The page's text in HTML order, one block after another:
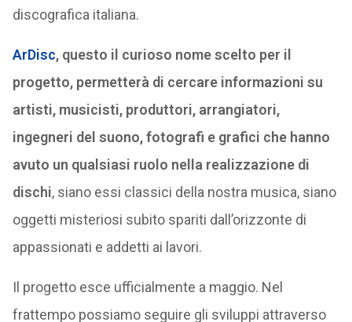
discografica italiana.
ArDisc, questo il curioso nome scelto per il
progetto, permetterà di cercare informazioni su
artisti, musicisti, produttori, arrangiatori,
ingegneri del suono, fotografi e grafici che hanno
avuto un qualsiasi ruolo nella realizzazione di
dischi, siano essi classici della nostra musica, siano
oggetti misteriosi subito spariti dall’orizzonte di
appassionati e addetti ai lavori.
Il progetto esce ufficialmente a maggio. Nel
frattempo possiamo seguire gli sviluppi attraverso